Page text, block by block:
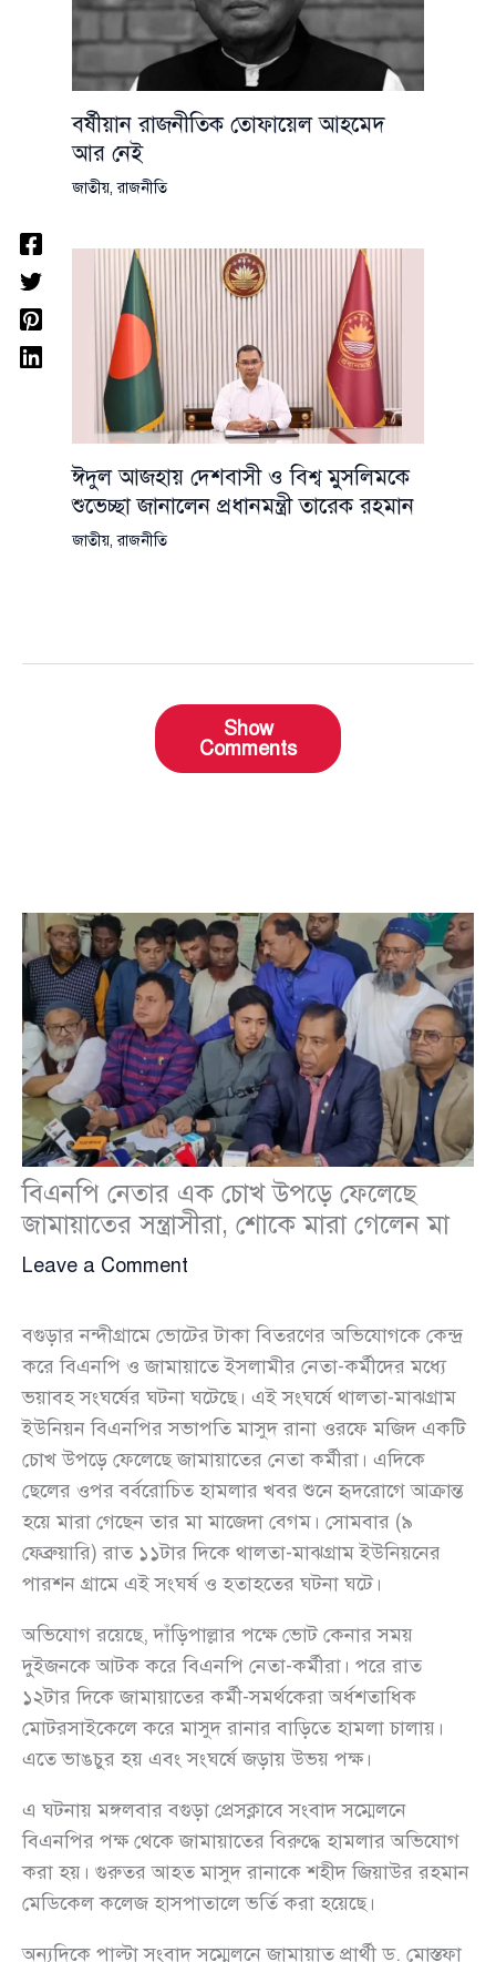
বর্ষীয়ান রাজনীতিক তোফায়েল আহমেদ
আর নেই
জাতীয়,রাজনীতি
ঈদুল আজহায় দেশবাসী ও বিশ্ব মুসলিমকে
শুভেচ্ছা জানালেন প্রধানমন্ত্রী তারেক রহমান
জাতীয়,রাজনীতি
Show
Comments
বিএনপি নেতার এক চোখ উপড়ে ফেলেছে
জামায়াতের সন্ত্রাসীরা, শোকে মারা গেলেন মা
Leave a Comment
বগুড়ার নন্দীগ্রামে ভোটের টাকা বিতরণের অভিযোগকে কেন্দ্র
করে বিএনপি ও জামায়াতে ইসলামীর নেতা-কর্মীদের মধ্যে
ভয়াবহ সংঘর্ষের ঘটনা ঘটেছে। এই সংঘর্ষে থালতা-মাঝগ্রাম
ইউনিয়ন বিএনপির সভাপতি মাসুদ রানা ওরফে মজিদ একটি
চোখ উপড়ে ফেলেছে জামায়াতের নেতা কর্মীরা। এদিকে
ছেলের ওপর বর্বরোচিত হামলার খবর শুনে হৃদরোগে আক্রান্ত
হয়ে মারা গেছেন তার মা মাজেদা বেগম। সোমবার (৯
ফেব্রুয়ারি) রাত ১১টার দিকে থালতা-মাঝগ্রাম ইউনিয়নের
পারশন গ্রামে এই সংঘর্ষ ও হতাহতের ঘটনা ঘটে।
অভিযোগ রয়েছে, দাঁড়িপাল্লার পক্ষে ভোট কেনার সময়
দুইজনকে আটক করে বিএনপি নেতা-কর্মীরা। পরে রাত
১২টার দিকে জামায়াতের কর্মী-সমর্থকেরা অর্ধশতাধিক
মোটরসাইকেলে করে মাসুদ রানার বাড়িতে হামলা চালায়।
এতে ভাঙচুর হয় এবং সংঘর্ষে জড়ায় উভয় পক্ষ।
এ ঘটনায় মঙ্গলবার বগুড়া প্রেসক্লাবে সংবাদ সম্মেলনে
বিএনপির পক্ষ থেকে জামায়াতের বিরুদ্ধে হামলার অভিযোগ
করা হয়। গুরুতর আহত মাসুদ রানাকে শহীদ জিয়াউর রহমান
মেডিকেল কলেজ হাসপাতালে ভর্তি করা হয়েছে।
অন্যদিকে পাল্টা সংবাদ সম্মেলনে জামায়াত প্রার্থী ড. মোস্তফা